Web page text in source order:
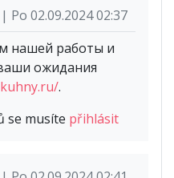
02.09.2024 02:37
нашей работы и
ожидания
.
se musíte přihlásit